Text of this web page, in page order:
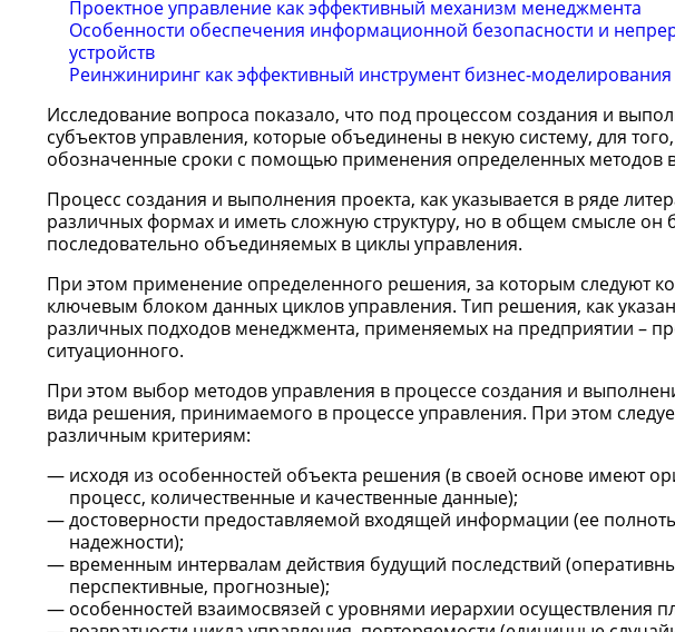
Проектное управление как эффективный механизм менеджмента
Особенности обеспечения информационной безопасности и
устройств
Реинжиниринг как эффективный инструмент бизнес-моделирования
Исследование вопроса показало, что под процессом создания и
субъектов управления, которые объединены в некую систему, для
обозначенные сроки с помощью применения определенных методов
Процесс создания и выполнения проекта, как указывается в ряде
различных формах и иметь сложную структуру, но в общем смысле он
последовательно объединяемых в циклы управления.
При этом применение определенного решения, за которым следуют
ключевым блоком данных циклов управления. Тип решения, как
различных подходов менеджмента, применяемых на предприятии –
ситуационного.
При этом выбор методов управления в процессе создания и
вида решения, принимаемого в процессе управления. При этом
различным критериям:
исходя из особенностей объекта решения (в своей основе имеют
процесс, количественные и качественные данные);
достоверности предоставляемой входящей информации (ее
надежности);
временным интервалам действия будущий последствий
перспективные, прогнозные);
особенностей взаимосвязей с уровнями иерархии осуществления